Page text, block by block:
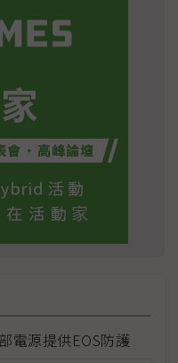
電源提供EOS防護